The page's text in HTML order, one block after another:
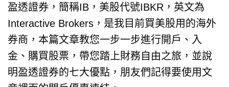
盈透證券，簡稱IB，美股代號IBKR，英文為
Interactive Brokers，是我目前買美股用的海外
券商，本篇文章教您一步一步進行開戶、入
金、購買股票，帶您踏上財務自由之旅，並說
明盈透證券的七大優點，朋友們記得要使用文